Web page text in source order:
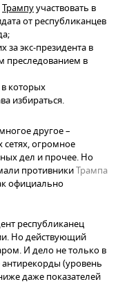
Трампуучаствовать в
от республиканцев
экс-президента в
преследованием в
которых
избираться.
другое –
сетях, огромное
дел и прочее. Но
противникиТрампа
официально
республиканец
Но действующий
И дело не только в
(уровень
даже показателей